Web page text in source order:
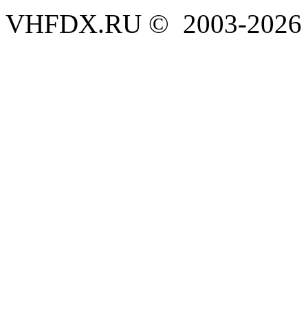
VHFDX.RU © 2003-2026